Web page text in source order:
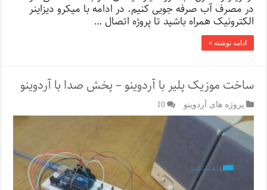
در مصرف آب صرفه جویی کنیم. در ادامه با میکرو دیزاینر
الکترونیک همراه باشید تا پروژه اتصال …
ادامه نوشته »
ساخت موزیک پلیر با آردوینو – پخش صدا با آردوینو
پروژه های آردوینو 10